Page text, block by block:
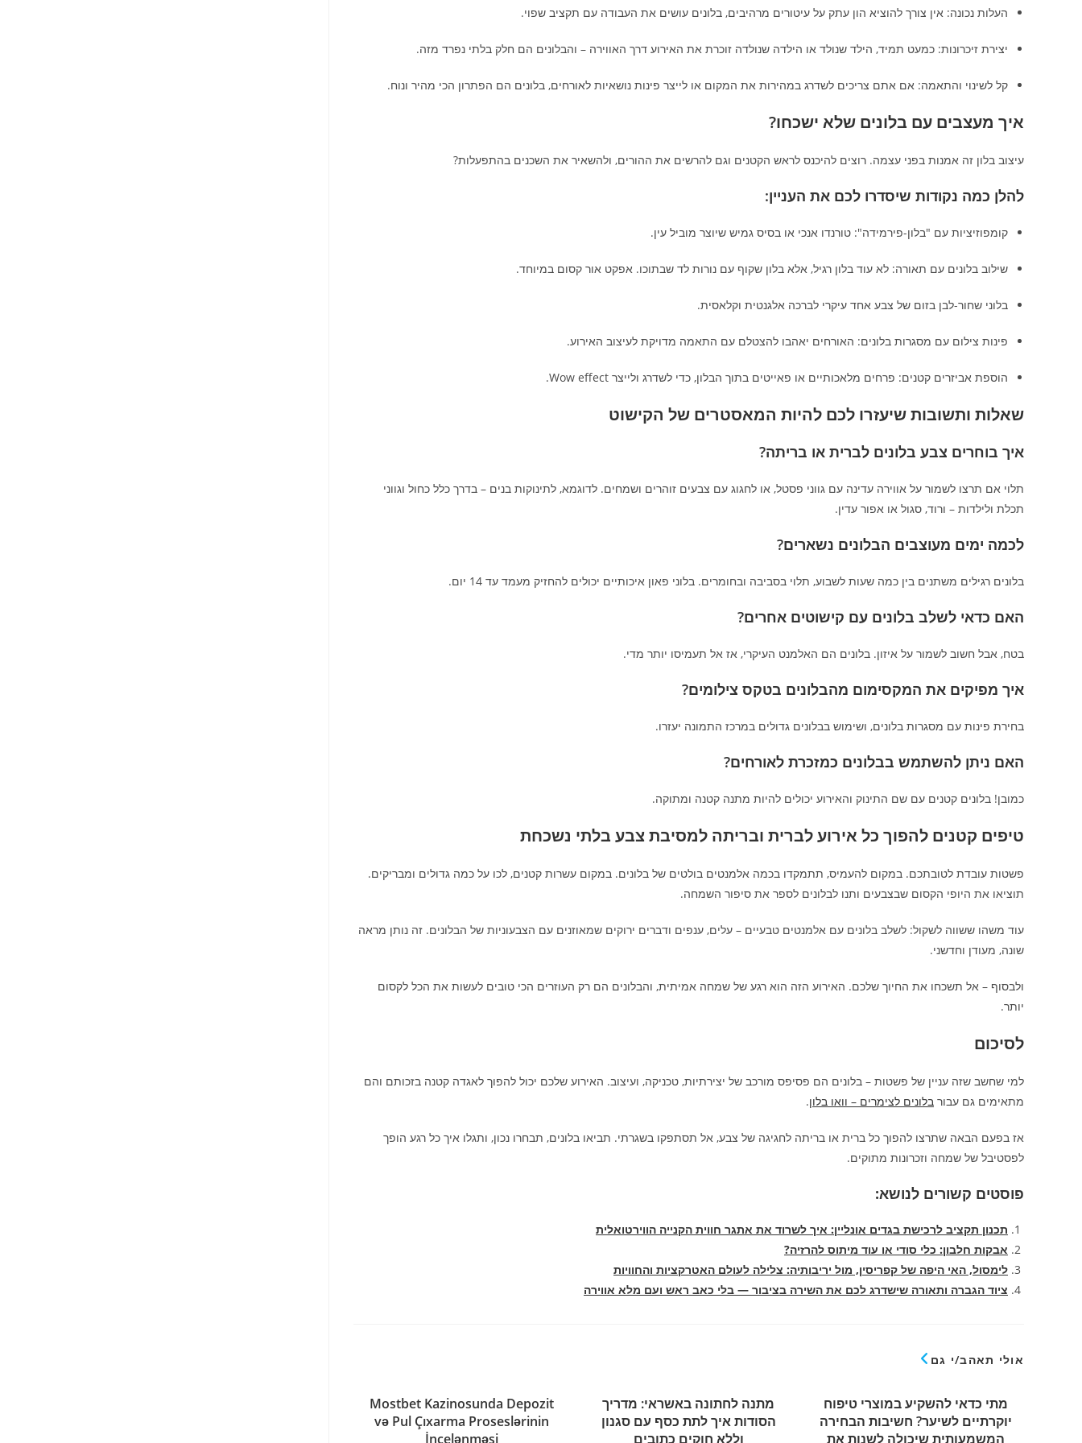
העלות נכונה: אין צורך להוציא הון עתק על עיטורים מרהיבים, בלונים עושים את העבודה עם תקציב שפוי.
יצירת זיכרונות: כמעט תמיד, הילד שנולד או הילדה שנולדה זוכרת את האירוע דרך האווירה – והבלונים הם חלק בלתי נפרד מזה.
קל לשינוי והתאמה: אם אתם צריכים לשדרג במהירות את המקום או לייצר פינות נושאיות לאורחים, בלונים הם הפתרון הכי מהיר ונוח.
איך מעצבים עם בלונים שלא ישכחו?
עיצוב בלון זה אמנות בפני עצמה. רוצים להיכנס לראש הקטנים וגם להרשים את ההורים, ולהשאיר את השכנים בהתפעלות?
להלן כמה נקודות שיסדרו לכם את העניין:
קומפוזיציות עם "בלון-פירמידה": טורנדו אנכי או בסיס גמיש שיוצר מוביל עין.
שילוב בלונים עם תאורה: לא עוד בלון רגיל, אלא בלון שקוף עם נורות לד שבתוכו. אפקט אור קסום במיוחד.
בלוני שחור-לבן בזום של צבע אחד עיקרי לברכה אלגנטית וקלאסית.
פינות צילום עם מסגרות בלונים: האורחים יאהבו להצטלם עם התאמה מדויקת לעיצוב האירוע.
הוספת אביזרים קטנים: פרחים מלאכותיים או פאייטים בתוך הבלון, כדי לשדרג ולייצר Wow effect.
שאלות ותשובות שיעזרו לכם להיות המאסטרים של הקישוט
איך בוחרים צבע בלונים לברית או בריתה?
תלוי אם תרצו לשמור על אווירה עדינה עם גווני פסטל, או לחגוג עם צבעים זוהרים ושמחים. לדוגמא, לתינוקות בנים – בדרך כלל כחול וגווני
תכלת ולילדות – ורוד, סגול או אפור עדין.
לכמה ימים מעוצבים הבלונים נשארים?
בלונים רגילים משתנים בין כמה שעות לשבוע, תלוי בסביבה ובחומרים. בלוני פאון איכותיים יכולים להחזיק מעמד עד 14 יום.
האם כדאי לשלב בלונים עם קישוטים אחרים?
בטח, אבל חשוב לשמור על איזון. בלונים הם האלמנט העיקרי, אז אל תעמיסו יותר מדי.
איך מפיקים את המקסימום מהבלונים בטקס צילומים?
בחירת פינות עם מסגרות בלונים, ושימוש בבלונים גדולים במרכז התמונה יעזרו.
האם ניתן להשתמש בבלונים כמזכרת לאורחים?
כמובן! בלונים קטנים עם שם התינוק והאירוע יכולים להיות מתנה קטנה ומתוקה.
טיפים קטנים להפוך כל אירוע לברית ובריתה למסיבת צבע בלתי נשכחת
פשטות עובדת לטובתכם. במקום להעמיס, תתמקדו בכמה אלמנטים בולטים של בלונים. במקום עשרות קטנים, לכו על כמה גדולים ומבריקים.
תוציאו את היופי הקסום שבצבעים ותנו לבלונים לספר את סיפור השמחה.
עוד משהו ששווה לשקול: לשלב בלונים עם אלמנטים טבעיים – עלים, ענפים ודברים ירוקים שמאוזנים עם הצבעוניות של הבלונים. זה נותן מראה
שונה, מעודן וחדשני.
ולבסוף – אל תשכחו את החיוך שלכם. האירוע הזה הוא רגע של שמחה אמיתית, והבלונים הם רק העוזרים הכי טובים לעשות את הכל לקסום
יותר.
לסיכום
למי שחשב שזה עניין של פשטות – בלונים הם פסיפס מורכב של יצירתיות, טכניקה, ועיצוב. האירוע שלכם יכול להפוך לאגדה קטנה בזכותם והם
מתאימים גם עבור בלונים לצימרים – וואו בלון.
אז בפעם הבאה שתרצו להפוך כל ברית או בריתה לחגיגה של צבע, אל תסתפקו בשגרתי. תביאו בלונים, תבחרו נכון, ותגלו איך כל רגע הופך
לפסטיבל של שמחה וזכרונות מתוקים.
פוסטים קשורים לנושא:
תכנון תקציב לרכישת בגדים אונליין: איך לשרוד את אתגר חווית הקנייה הווירטואלית
אבקות חלבון: כלי סודי או עוד מיתוס להרזיה?
לימסול, האי היפה של קפריסין, מול יריבותיה: צלילה לעולם האטרקציות והחוויות
ציוד הגברה ותאורה שישדרג לכם את השירה בציבור — בלי כאב ראש ועם מלא אווירה
אולי תאהב/י גם
Mostbet Kazinosunda Depozit
və Pul Çıxarma Proseslərinin
İncelənməsi
מתנה לחתונה באשראי: מדריך
הסודות איך לתת כסף עם סגנון
וללא חוקים כתובים
מתי כדאי להשקיע במוצרי טיפוח
יוקרתיים לשיער? חשיבות הבחירה
המשמעותית שיכולה לשנות את